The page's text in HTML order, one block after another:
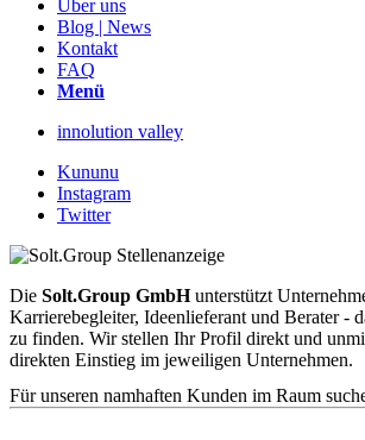
Über uns
Blog | News
Kontakt
FAQ
Menü
innolution valley
Kununu
Instagram
Twitter
Die Solt.Group GmbHunterstützt
Karrierebegleiter, Ideenlieferant und Berater -
zu finden. Wir stellen Ihr Profil direkt und
direkten Einstieg im jeweiligen Unternehmen.
Für unseren namhaften Kunden im Raum